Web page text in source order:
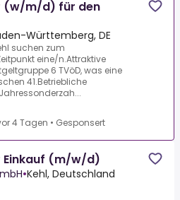
(w/m/d) für den
Württemberg, DE
suchen zum
eine/n.Attraktive
6 TVöD, was eine
41.Betriebliche
4 Tagen • Gesponsert
Einkauf (m/w/d)
•Kehl, Deutschland